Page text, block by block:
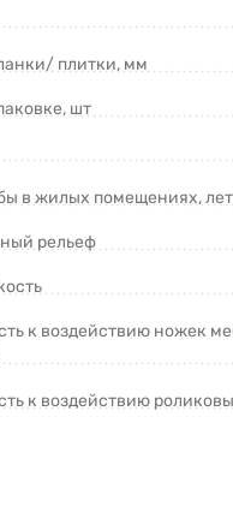
плитки, мм
шт
в жилых помещениях, лет
рельеф
к воздействию ножек
к воздействию